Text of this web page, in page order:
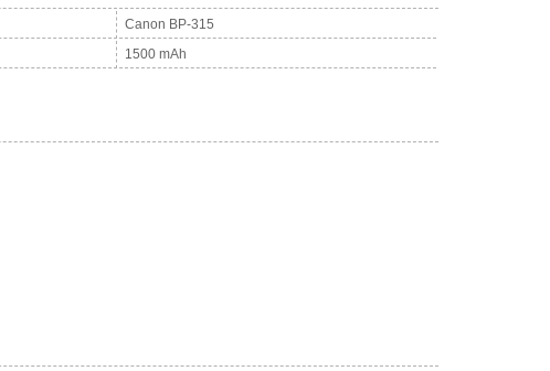
Canon BP-315
1500 mAh